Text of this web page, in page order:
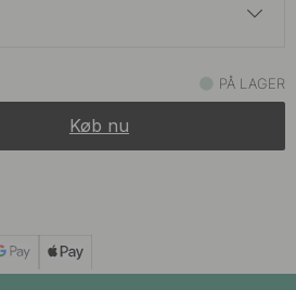
På lager
På vej ind
Messing
119 kr
PÅ LAGER
Køb nu